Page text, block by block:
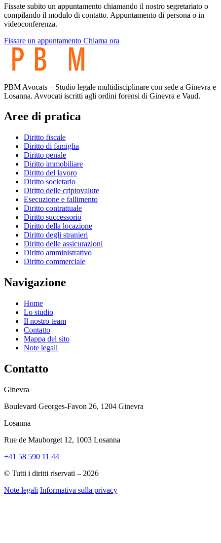
Fissate subito un appuntamento chiamando il nostro segretariato o
compilando il modulo di contatto. Appuntamento di persona o in
videoconferenza.
Fissare un appuntamento Chiama ora
PBM Avocats – Studio legale multidisciplinare con sede a Ginevra e
Losanna. Avvocati iscritti agli ordini forensi di Ginevra e Vaud.
Aree di pratica
Diritto fiscale
Diritto di famiglia
Diritto penale
Diritto immobiliare
Diritto del lavoro
Diritto societario
Diritto delle criptovalute
Esecuzione e fallimento
Diritto contrattuale
Diritto successorio
Diritto della locazione
Diritto degli stranieri
Diritto delle assicurazioni
Diritto amministrativo
Diritto commerciale
Navigazione
Home
Lo studio
Il nostro team
Contatto
Mappa del sito
Note legali
Contatto
Ginevra
Boulevard Georges-Favon 26, 1204 Ginevra
Losanna
Rue de Mauborget 12, 1003 Losanna
+41 58 590 11 44
© Tutti i diritti riservati – 2026
Note legali Informativa sulla privacy